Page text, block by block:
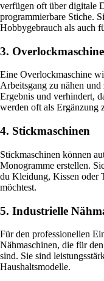
verfügen oft über digitale
programmierbare Stiche.
Hobbygebrauch als auch
3.
Eine Overlockmaschine
Arbeitsgang zu nähen
Ergebnis und verhindert,
werden oft als Ergänzung
4. Stickmaschinen
Stickmaschinen können
Monogramme erstellen.
du Kleidung, Kissen oder
möchtest.
5. Industrielle
Für den professionellen
Nähmaschinen, die für
sind. Sie sind
Haushaltsmodelle.